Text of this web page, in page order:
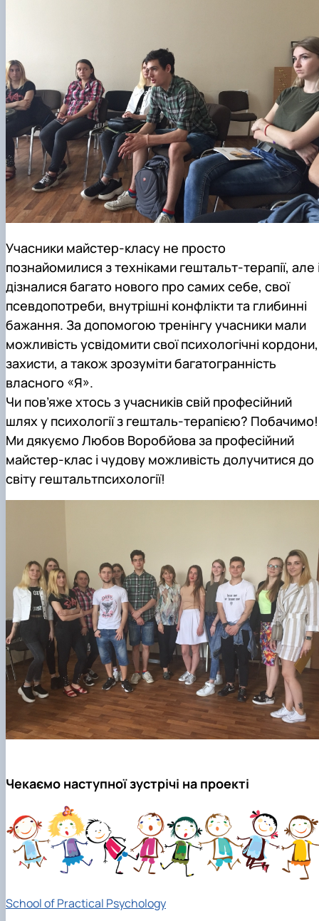
Учасники майстер-класу не просто
познайомилися з техніками гештальт-терапії, але
дізналися багато нового про самих себе, свої
псевдопотреби, внутрішні конфлікти та глибинні
бажання. За допомогою тренінгу учасники мали
можливість усвідомити свої психологічні кордони,
захисти, а також зрозуміти багатогранність
власного «Я».
Чи пов’яже хтось з учасників свій професійний
шлях у психології з гешталь-терапією? Побачимо!
Ми дякуємо Любов Воробйова за професійний
майстер-клас і чудову можливість долучитися до
світу гештальтпсихології!
Чекаємо наступної зустрічі на проекті
SchoolofPractical Psychology